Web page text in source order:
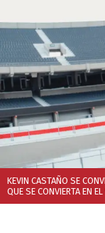
KEVIN CASTAÑO SE
QUE SE CONVIERTA EN